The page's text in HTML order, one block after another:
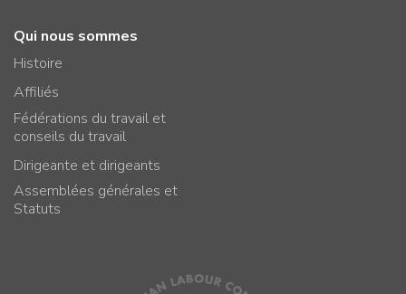
Qui nous sommes
Histoire
Affiliés
Fédérations du travail et
conseils du travail
Dirigeante et dirigeants
Assemblées générales et
Statuts